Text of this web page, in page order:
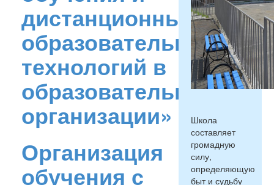
дистанционных
образовательных
технологий в
образовательной
организации»
Организация
обучения с
Школа
составляет
громадную
силу,
определяющую
быт и судьбу